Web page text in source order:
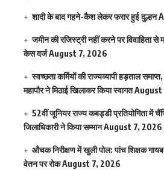
शादी के बाद गहने-कैश लेकर फरार हुई दुल्हन
जमीन की रजिस्ट्री नहीं करने पर विवाहिता से
केस दर्जAugust 7, 2026
स्वच्छता कर्मियों की राज्यव्यापी हड़ताल
महापौर ने मिठाई खिलाकर किया स्वागतAugust
52वीं जूनियर राज्य कबड्डी प्रतियोगिता में
जिलाधिकारी ने किया सम्मानAugust 7, 2026
औचक निरीक्षण में खुली पोल: पांच शिक्षक
वेतन पर रोकAugust 7, 2026